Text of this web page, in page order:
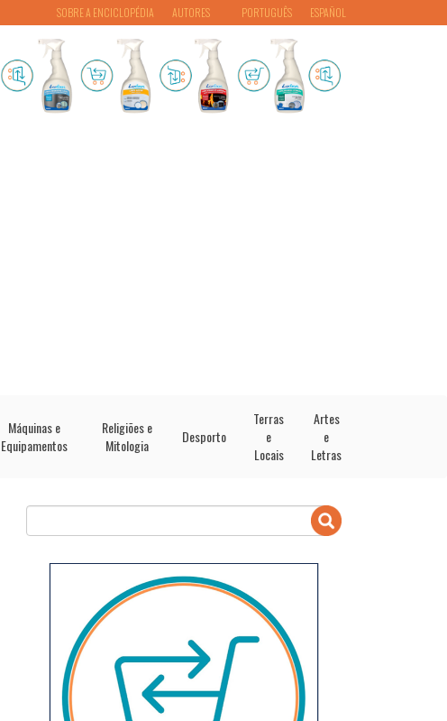
PORTUGUÊS ESPAÑOL
SOBRE A ENCICLOPÉDIA AUTORES
Máquinas e
Equipamentos
Religiões e
Mitologia
Desporto
Terras
e
Locais
Artes
e
Letras